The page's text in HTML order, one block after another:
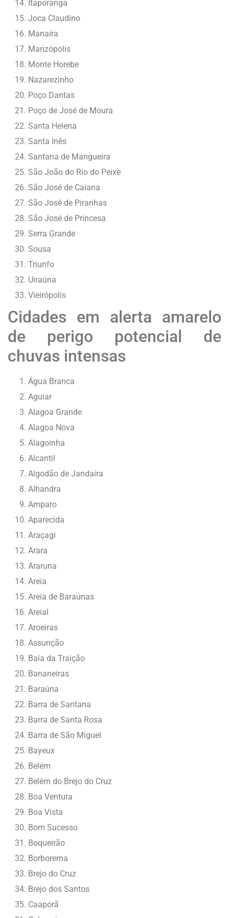
Itaporanga
Joca Claudino
Manaíra
Marizópolis
Monte Horebe
Nazarezinho
Poço Dantas
Poço de José de Moura
Santa Helena
Santa Inês
Santana de Mangueira
São João do Rio do Peixe
São José de Caiana
São José de Piranhas
São José de Princesa
Serra Grande
Sousa
Triunfo
Uiraúna
Vieirópolis
Cidades em alerta amarelo
de perigo potencial de
chuvas intensas
Água Branca
Aguiar
Alagoa Grande
Alagoa Nova
Alagoinha
Alcantil
Algodão de Jandaíra
Alhandra
Amparo
Aparecida
Araçagi
Arara
Araruna
Areia
Areia de Baraúnas
Areial
Aroeiras
Assunção
Baía da Traição
Bananeiras
Baraúna
Barra de Santana
Barra de Santa Rosa
Barra de São Miguel
Bayeux
Belém
Belém do Brejo do Cruz
Boa Ventura
Boa Vista
Bom Sucesso
Boqueirão
Borborema
Brejo do Cruz
Brejo dos Santos
Caaporã